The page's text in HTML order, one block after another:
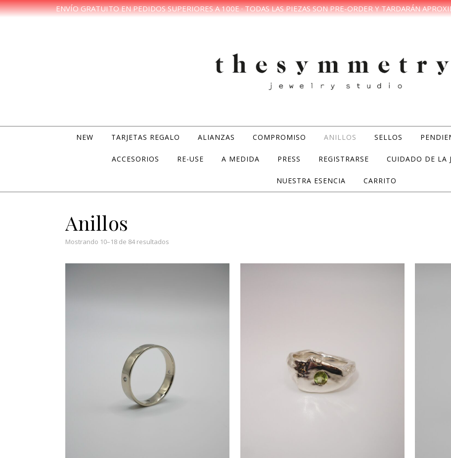
ENVÍO GRATUITO EN PEDIDOS SUPERIORES A 100E · TODAS LAS PIEZAS SON PRE-ORDER Y TARDARÁN
NEW TARJETAS REGALO ALIANZAS COMPROMISO ANILLOS SELLOS
ACCESORIOS RE-USE A MEDIDA PRESS REGISTRARSE CUIDADO DE LA
NUESTRA ESENCIA CARRITO
Anillos
Mostrando 10–18 de 84 resultados